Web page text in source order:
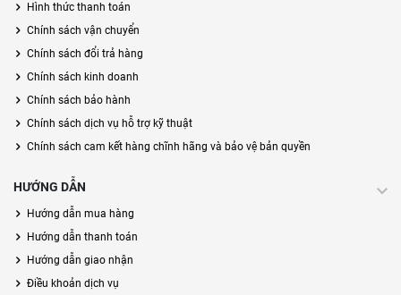
Hình thức thanh toán
Chính sách vận chuyển
Chính sách đổi trả hàng
Chính sách kinh doanh
Chính sách bảo hành
Chính sách dịch vụ hỗ trợ kỹ thuật
Chính sách cam kết hàng chĩnh hãng và bảo vệ bản quyền
HƯỚNG DẪN
Hướng dẫn mua hàng
Hướng dẫn thanh toán
Hướng dẫn giao nhận
Điều khoản dịch vụ